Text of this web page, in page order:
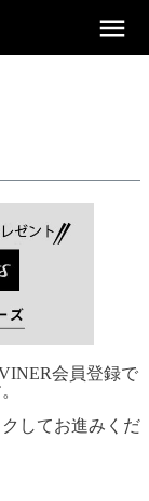
menu
会員登録で
してお進みくだ